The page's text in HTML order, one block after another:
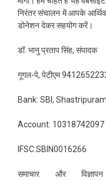
निरंतर संचालन में आपके
डोनेशन देकर सहयोग करें।
डॉ. भानु प्रताप सिंह, संपादक
गूगल-पे, पेटीएम
Bank: SBI,
Account: 10318742097
IFSC:SBIN0016266
समाचार और